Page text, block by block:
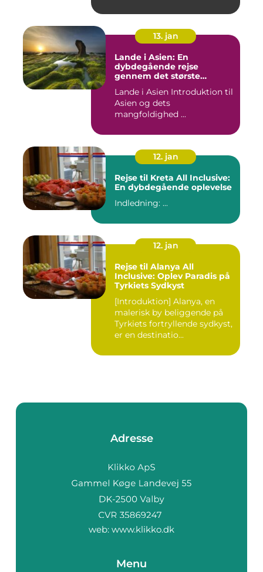
13. jan
Lande i Asien: En
dybdegående rejse
gennem det største
Lande i Asien Introduktion til
Asien og dets
mangfoldighed ...
12. jan
Rejse til Kreta All Inclusive:
En dybdegående oplevelse
Indledning: ...
12. jan
Rejse til Alanya All
Inclusive: Oplev Paradis på
Tyrkiets Sydkyst
[Introduktion] Alanya, en
malerisk by beliggende på
Tyrkiets fortryllende sydkyst,
er en destinatio...
Adresse
web: www.klikko.dk
Menu